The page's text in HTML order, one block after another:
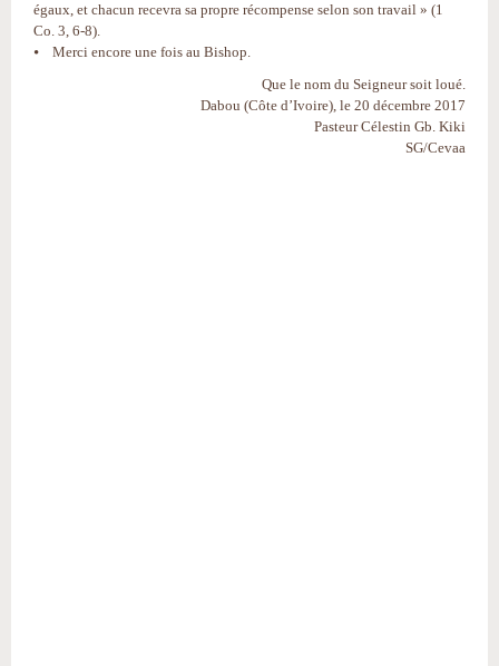
égaux, et chacun recevra sa propre récompense selon son travail » (1
Co. 3, 6-8).
⦁ Merci encore une fois au Bishop.
Que le nom du Seigneur soit loué.
Dabou (Côte d’Ivoire), le 20 décembre 2017
Pasteur Célestin Gb. Kiki
SG/Cevaa